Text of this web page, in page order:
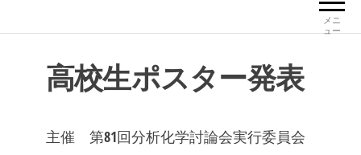
ス
メニ
ュー
高校生ポスター発表
主催 第81回分析化学討論会実行委員会